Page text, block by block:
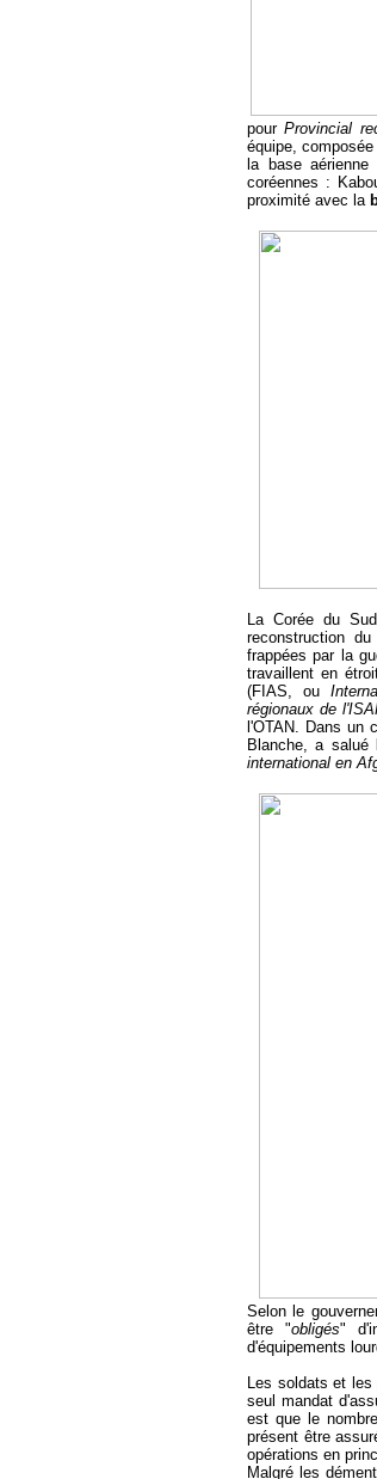
pourProvincial
équipe,
la base
coréennes :
proximité avec la
La Corée du
reconstruction
frappées par la
travaillent en
(FIAS, ou
régionaux de
l'OTAN. Dans un
Blanche, a salué
international en
Selon le
être "obligés"
d'équipements
Les soldats et
seul mandat
est que le
présent être
opérations en
Malgré les